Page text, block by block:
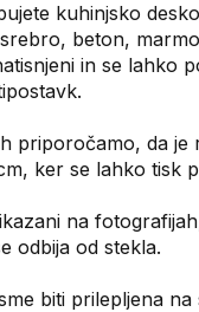
kuhinjsko
beton,
in se lahko
priporočamo, da je
ker se lahko tisk
na
odbija od stekla.
biti prilepljena na